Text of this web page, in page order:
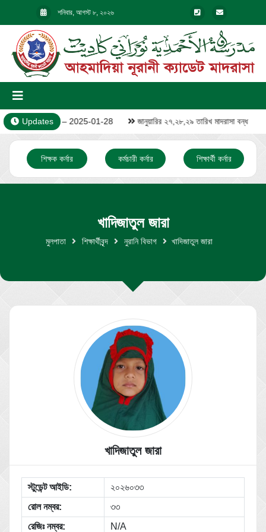
শনিবার, আগস্ট ৮, ২০২৬
Updates
Video – 1 – 2025-01-28 জানুয়ারির ২৭,২৮,২৯ তারিখ মাদরাসা বন্ধ
শিক্ষক কর্নার কর্মচারী কর্নার শিক্ষার্থী কর্নার
খাদিজাতুল জারা
মুলপাতা শিক্ষার্থীবৃন্দ নুরানি বিভাগ খাদিজাতুল জারা
খাদিজাতুল জারা
স্টুডেন্ট আইডি:
২০২৬০৩৩
রোল নম্বর:
৩৩
রেজিঃ নম্বর:
N/A